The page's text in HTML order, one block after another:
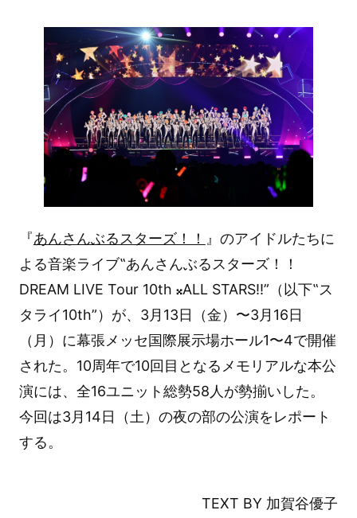
『あんさんぶるスターズ！！
』のアイドルたちに
よる音楽ライブ‟あんさんぶるスターズ！！
DREAM LIVE Tour 10th 𝄪ALL STARS!!”（以下‟ス
タライ10th”）が、3月13日（金）〜3月16日
（月）に幕張メッセ国際展示場ホール1〜4で開催
された。10周年で10回目となるメモリアルな本公
演には、全16ユニット総勢58人が勢揃いした。
今回は3月14日（土）の夜の部の公演をレポート
する。
TEXT BY 加賀谷優子